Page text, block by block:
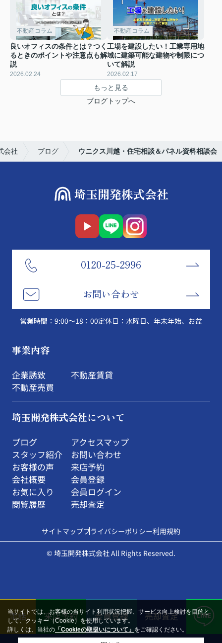
不動産コラム
良いオフィスの条件とは？つく
るときのポイントや注意点も解
説
2026.02.24
不動産コラム
工場を建設したい！工業専用地
域に建築可能な建物や制限につ
いて解説
2026.02.17
もっと見る
ブログトップへ
会社 ブログ ウニクス川越・住宅相談＆パネル資料相談会
0120-25-2996
お問い合わせ
営業時間：9:00～18：00定休日：水曜日、年末年始、お盆
事業内容
企業誘致
不動産売買
不動産賃貸
埼玉開発株式会社について
ブログ
スタッフ紹介
お客様の声
会社概要
お気に入り
閲覧履歴
アクセスマップ
お問い合わせ
来店予約
会員登録
会員ログイン
売却査定
サイトマッププライバシーポリシー利用規約
© 埼玉開発株式会社 All Rights Reserved.
電話 来店予約 会員登録 売却査定
当サイトでは、お客様の当サイト利用状況把握、サービス向上検討を目的と
して、クッキー（Cookie）を使用しています。
詳しくは、当社の 「Cookieの取扱いについて」 をご確認ください。